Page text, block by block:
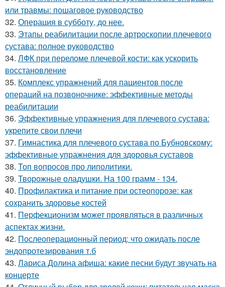
или травмы: пошаговое руководство
32. Операция в субботу, до нее.
33. Этапы реабилитации после артроскопии плечевого
сустава: полное руководство
34. ЛФК при переломе плечевой кости: как ускорить
восстановление
35. Комплекс упражнений для пациентов после
операций на позвоночнике: эффективные методы
реабилитации
36. Эффективные упражнения для плечевого сустава:
укрепите свои плечи
37. Гимнастика для плечевого сустава по Бубновскому:
эффективные упражнения для здоровья суставов
38. Топ вопросов про липолитики.
39. Творожные оладушки. На 100 грамм - 134.
40. Профилактика и питание при остеопорозе: как
сохранить здоровье костей
41. Перфекционизм может проявляться в различных
аспектах жизни.
42. Послеоперационный период: что ожидать после
эндопротезирования т.б
43. Лариса Долина афиша: какие песни будут звучать на
концерте